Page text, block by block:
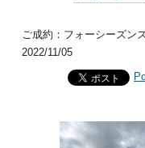
ご成約：フォーシーズン
2022/11/05